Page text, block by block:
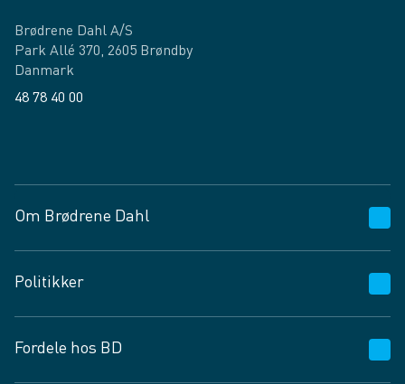
Brødrene Dahl A/S
Park Allé 370, 2605 Brøndby
Danmark
48 78 40 00
Om Brødrene Dahl
Vagttelefon 30 10 89 89
Spørgsmål og svar
Job og karriere
Politikker
Privatlivspolitik
Fordele hos BD